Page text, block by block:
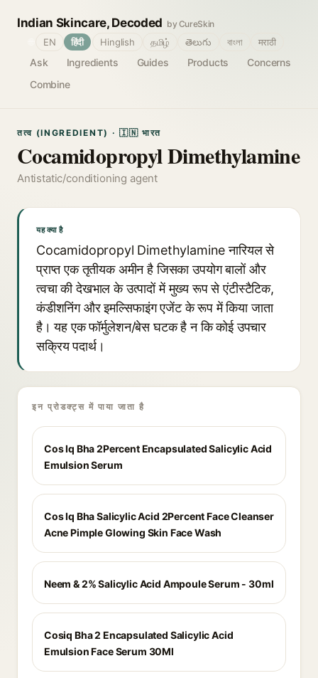
Indian Skincare, Decoded by CureSkin
Ask Ingredients Guides Products
Concerns
Combine
EN हिंदी Hinglish தமிழ் తెలుగు বাংলা मराठी
तत्व (INGREDIENT) · 🇮🇳 भारत
Cocamidopropyl Dimethylamine
Antistatic/conditioning agent
यह क्या है
Cocamidopropyl Dimethylamine नारियल से
प्राप्त एक तृतीयक अमीन है जिसका उपयोग बालों और
त्वचा की देखभाल के उत्पादों में मुख्य रूप से एंटीस्टैटिक,
कंडीशनिंग और इमल्सिफाइंग एजेंट के रूप में किया जाता
है। यह एक फॉर्मुलेशन/बेस घटक है न कि कोई उपचार
सक्रिय पदार्थ।
इन प्रोडक्ट्स में पाया जाता है
Cos Iq Bha 2Percent Encapsulated Salicylic Acid
Emulsion Serum
Cos Iq Bha Salicylic Acid 2Percent Face Cleanser
Acne Pimple Glowing Skin Face Wash
Neem & 2% Salicylic Acid Ampoule Serum - 30ml
Cosiq Bha 2 Encapsulated Salicylic Acid
Emulsion Face Serum 30Ml